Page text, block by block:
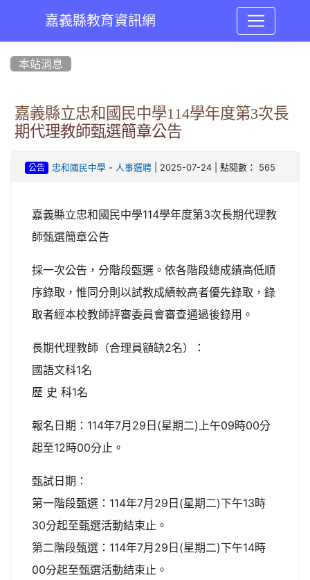
嘉義縣教育資訊網
本站消息
嘉義縣立忠和國民中學114學年度第3次長
期代理教師甄選簡章公告
公告 忠和國民中學- 人事選聘| 2025-07-24 | 點閱數： 565
嘉義縣立忠和國民中學114學年度第3次長期代理教
師甄選簡章公告
採一次公告，分階段甄選。依各階段總成績高低順
序錄取，惟同分則以試教成績較高者優先錄取，錄
取者經本校教師評審委員會審查通過後錄用。
長期代理教師（合理員額缺2名）：
國語文科1名
歷 史 科1名
報名日期：114年7月29日(星期二)上午09時00分
起至12時00分止。
甄試日期：
第一階段甄選：114年7月29日(星期二)下午13時
30分起至甄選活動結束止。
第二階段甄選：114年7月29日(星期二)下午14時
00分起至甄選活動結束止。